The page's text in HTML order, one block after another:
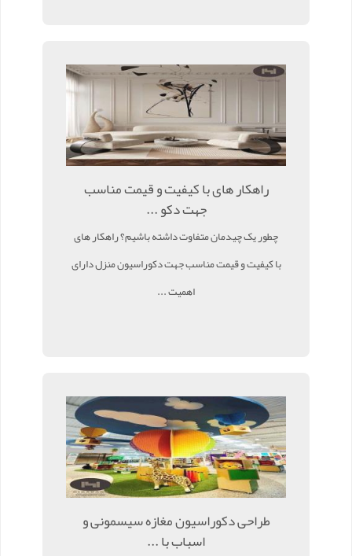
راهکار های با کیفیت و قیمت مناسب
جهت دکو ...
چطور یک چیدمان متفاوت داشته باشیم؟ راهکار های
با کیفیت و قیمت مناسب جهت دکوراسیون منزل دارای
اهمیت ...
طراحی دکوراسیون مغازه سیسمونی و
اسباب با ...